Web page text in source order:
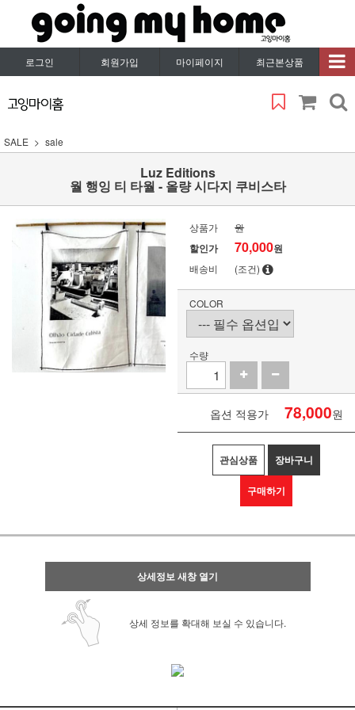
로그인 회원가입 마이페이지 최근본상품
SALE sale
Luz Editions
월 행잉 티 타월 - 올량 시다지 쿠비스타
상품가 원
할인가 70,000원
배송비 (조건)
COLOR
수량
옵션 적용가 78,000원
관심상품 장바구니
구매하기
상세정보 새창 열기
상세 정보를 확대해 보실 수 있습니다.